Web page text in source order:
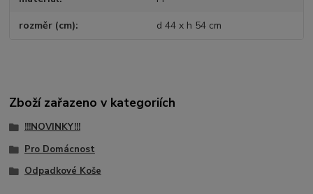
rozměr (cm) d 44 x h 54 cm
Zboží zařazeno v kategoriích
!!!NOVINKY!!!
Pro Domácnost
Odpadkové Koše